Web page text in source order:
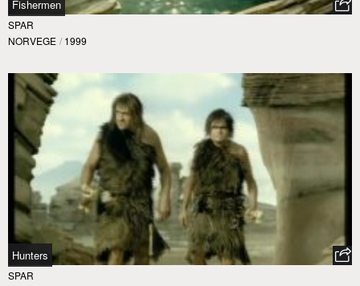
Fishermen
SPAR
NORVEGE / 1999
Hunters
SPAR